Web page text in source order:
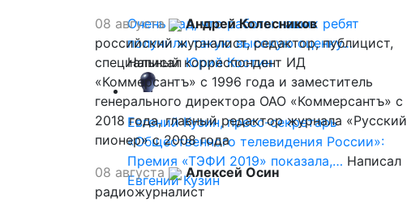
Очень рад, что работы наших ребят
получили такую высокую оценку…
НаписалЮрий Костин
Евгений Кузин, пресс-секретарь
«Общественного телевидения России»:
Премия «ТЭФИ 2019» показала,… Написал
Евгений Кузин
08 августа
Андрей Колесников
российский журналист, редактор, публицист,
специальный корреспондент ИД
«Коммерсантъ» с 1996 года и заместитель
генерального директора ОАО «Коммерсантъ» с
2018 года, главный редактор журнала «Русский
пионер» с 2008 года
08 августа
Алексей Осин
радиожурналист